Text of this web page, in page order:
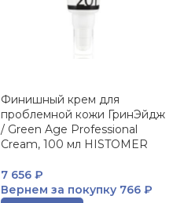
Финишный крем для
проблемной кожи ГринЭйдж
/ Green Age Professional
Cream, 100 мл HISTOMER
7 656 ₽
Вернем за покупку 766 ₽